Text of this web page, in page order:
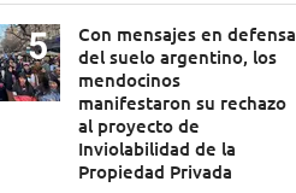
Con mensajes en defensa
del suelo argentino, los
mendocinos
manifestaron su rechazo
al proyecto de
Inviolabilidad de la
Propiedad Privada